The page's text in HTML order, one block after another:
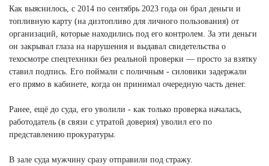
Как выяснилось, с 2014 по сентябрь 2023 года он брал деньги и
топливную карту (на дизтопливо для личного пользования) от
организаций, которые находились под его контролем. За эти деньги
он закрывал глаза на нарушения и выдавал свидетельства о
техосмотре спецтехники без реальной проверки — просто за взятку
ставил подпись. Его поймали с поличным - силовики задержали
его прямо в кабинете, когда он принимал очередную часть денег.
Ранее, ещё до суда, его уволили - как только проверка началась,
работодатель (в связи с утратой доверия) уволил его по
представлению прокуратуры.
В зале суда мужчину сразу отправили под стражу.